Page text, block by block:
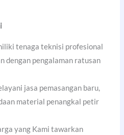
tenaga teknisi profesional
dengan pengalaman ratusan
jasa pemasangan baru,
material penangkal petir
yang Kami tawarkan